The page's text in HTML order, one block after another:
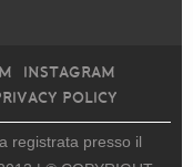
INSTAGRAM
POLICY
registrata presso il